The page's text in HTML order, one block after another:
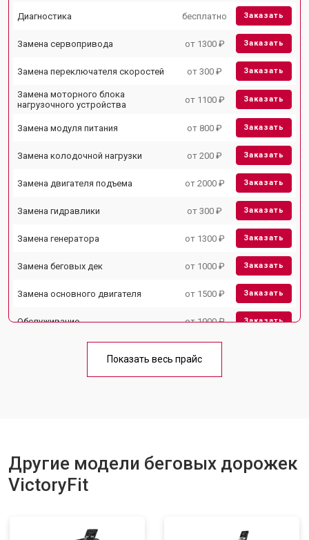
Диагностика бесплатно Заказать
Замена сервопривода от 1300 ₽ Заказать
Замена переключателя скоростей от 300 ₽ Заказать
Замена моторного блока
нагрузочного устройства
от 1100 ₽ Заказать
Замена модуля питания от 800 ₽ Заказать
Замена колодочной нагрузки от 200 ₽ Заказать
Замена двигателя подъема от 2000 ₽ Заказать
Замена гидравлики от 300 ₽ Заказать
Замена генератора от 1300 ₽ Заказать
Замена беговых дек от 1000 ₽ Заказать
Замена основного двигателя от 1500 ₽ Заказать
Обслуживание от 1000 ₽ Заказать
Замена блока питания от 1000 ₽
Показать весь прайс
Другие модели беговых дорожек
VictoryFit